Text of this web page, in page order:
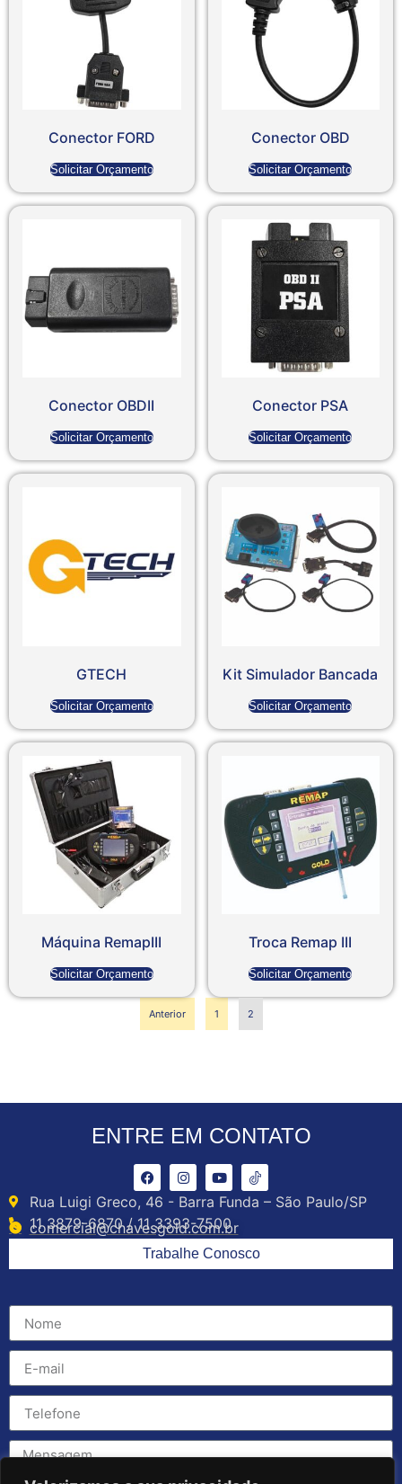
Conector FORD
Solicitar Orçamento
Conector OBD
Solicitar Orçamento
Conector OBDII
Solicitar Orçamento
Conector PSA
Solicitar Orçamento
GTECH
Solicitar Orçamento
Kit Simulador Bancada
Solicitar Orçamento
Máquina RemapIII
Solicitar Orçamento
Troca Remap III
Solicitar Orçamento
Anterior 1 2
ENTRE EM CONTATO
Rua Luigi Greco, 46 - Barra Funda – São Paulo/SP
11 3879-6870 / 11 3393-7500
comercial@chavesgold.com.br
Trabalhe Conosco